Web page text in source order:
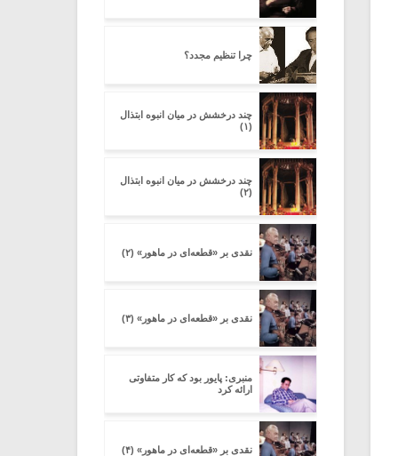
چرا تنظیم مجدد؟
چند درخشش در میان انبوه ابتذال
(۱)
چند درخشش در میان انبوه ابتذال
(۲)
نقدی بر «قطعه‌ای در ماهور» (۲)
نقدی بر «قطعه‌ای در ماهور» (۳)
منبری: پایور بود که کار متفاوتی
ارائه کرد
نقدی بر «قطعه‌ای در ماهور» (۴)